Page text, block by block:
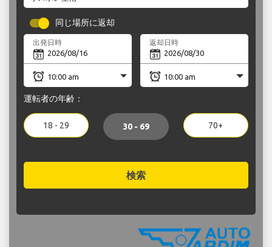
同じ場所に返却
出発日時 返却日時
運転者の年齢：
18 - 29 30 - 69 70+
検索